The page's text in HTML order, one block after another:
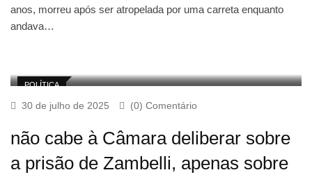
anos, morreu após ser atropelada por uma carreta enquanto
andava…
POLÍTICA
30 de julho de 2025 (0) Comentário
não cabe à Câmara deliberar sobre
a prisão de Zambelli, apenas sobre